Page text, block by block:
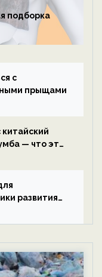
подборка
с
прыщами
— что это
развития